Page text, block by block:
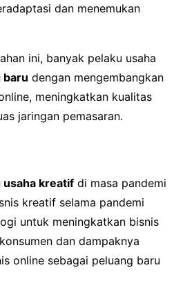
dan menemukan
ini, banyak pelaku usaha
baru dengan mengembangkan
meningkatkan kualitas
jaringan pemasaran.
usaha kreatif di masa pandemi
kreatif selama pandemi
untuk meningkatkan bisnis
dan dampaknya
online sebagai peluang baru